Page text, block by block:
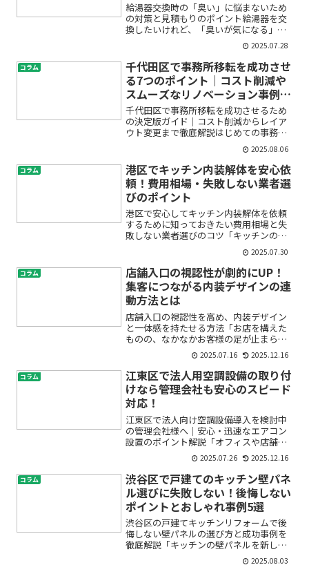
給湯器交換時の「臭い」に悩まないため
の対策と見積もりのポイント給湯器を交
換したいけれど、「臭いが気になる」
「お風呂や浴室のにおいも心配」「交換
や点検の費用はどれくらい？」「業者に
相談したいけど、何をどう伝えたらいい
の？」と、不安や疑問を感じ...
2025.07.28
コラム
千代田区で事務所移転を成功させ
る7つのポイント｜コスト削減や
スムーズなリノベーション事例も
紹介
千代田区で事務所移転を成功させるため
の決定版ガイド｜コスト削減からレイア
ウト変更まで徹底解説はじめての事務所
移転、特に千代田区のようなビジネスの
中心地での移転には、多くの不安や悩み
がつきものです。「どこから手をつけれ
ばいいの？」「移転手続き...
2025.08.06
コラム
港区でキッチン内装解体を安心依
頼！費用相場・失敗しない業者選
びのポイント
港区で安心してキッチン内装解体を依頼
するために知っておきたい費用相場と失
敗しない業者選びのコツ「キッチンのリ
フォームを検討しているけど、そもそも
解体ってどのくらい費用がかかるの？」
「悪質な内装解体業者に当たったらどう
しよう…」「マンションが...
2025.07.30
コラム
店舗入口の視認性が劇的にUP！
集客につながる内装デザインの連
動方法とは
店舗入口の視認性を高め、内装デザイン
と一体感を持たせる方法「お店を構えた
ものの、なかなかお客様の足が止まらな
い」「店舗の入口が目立たず、内装と雰
囲気がちぐはぐに感じる…」。そんな悩
みを抱えている方は多いのではないでし
ょうか？店舗入口の視認性...
2025.07.16 2025.12.16
コラム
江東区で法人用空調設備の取り付
けなら管理会社も安心のスピード
対応！
江東区で法人向け空調設備導入を検討中
の管理会社様へ｜安心・迅速なエアコン
設置のポイント解説「オフィスや店舗、
施設の空調設備を新設したいけれど、ど
こに頼めば安心？」「管理会社としてテ
ナントやオーナーに迷惑をかけたくな
い…」「急なエアコン故障で...
2025.07.26 2025.12.16
コラム
渋谷区で戸建てのキッチン壁パネ
ル選びに失敗しない！後悔しない
ポイントとおしゃれ事例5選
渋谷区の戸建てキッチンリフォームで後
悔しない壁パネルの選び方と成功事例を
徹底解説「キッチンの壁パネルを新しく
したいけど、後悔したくない…」「そも
そも壁パネルって何を基準に選べばいい
2025.08.03